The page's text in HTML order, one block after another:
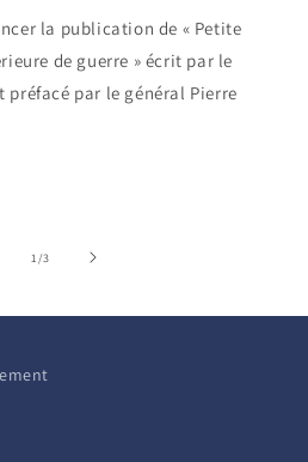
la publication de « Petite
de guerre » écrit par le
préfacé par le général Pierre
1/de
3